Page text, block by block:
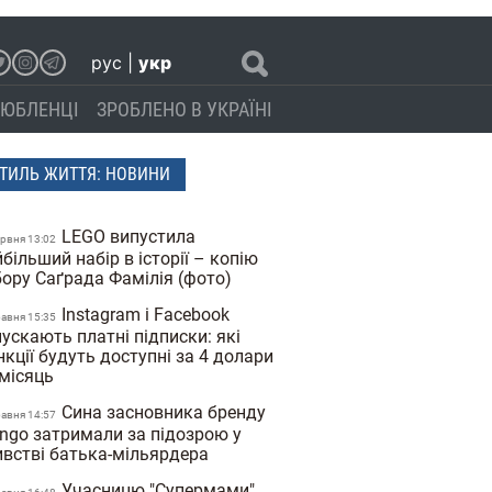
рус укр
ЗРОБЛЕНО В УКРАЇНІ
ЖИТТЯ: НОВИНИ
13:02
LEGO випустила
набір в історії – копію
Саґрада Фамілія (фото)
15:35 Instagram і Facebook
платні підписки: які
будуть доступні за 4 долари
14:57
Сина засновника бренду
затримали за підозрою у
батька-мільярдера